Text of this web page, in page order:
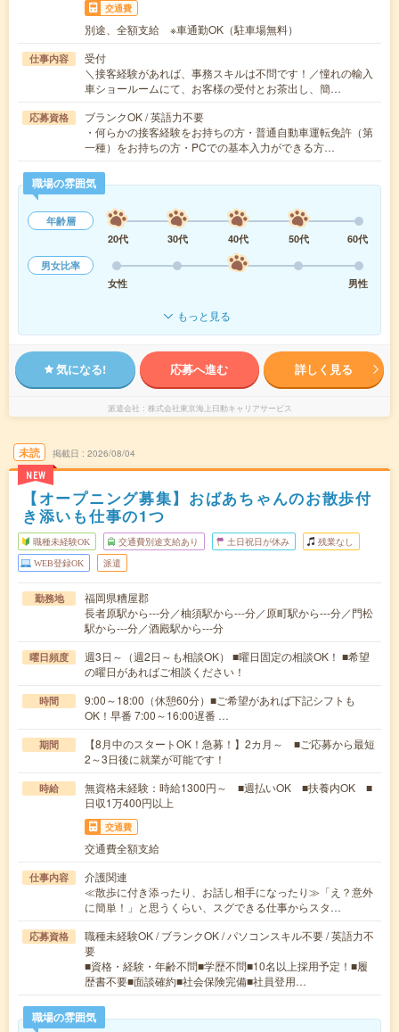
交通費
別途、全額支給 ※車通勤OK（駐車場無料）
仕事内容
受付
＼接客経験があれば、事務スキルは不問です！／憧れの輸入
車ショールームにて、お客様の受付とお茶出し、簡…
応募資格
ブランクOK / 英語力不要
・何らかの接客経験をお持ちの方・普通自動車運転免許（第
一種）をお持ちの方・PCでの基本入力ができる方…
職場の雰囲気
年齢層
20代
30代 40代 50代
60代
男女比率
女性
男性
もっと見る
気になる! 応募へ進む 詳しく見る
派遣会社 株式会社東京海上日動キャリアサービス
未読
NEW
掲載日 2026/08/04
【オープニング募集】おばあちゃんのお散歩付
き添いも仕事の1つ
職種未経験OK 交通費別途支給あり 土日祝日が休み 残業なし
WEB登録OK 派遣
勤務地
福岡県糟屋郡
長者原駅から---分／柚須駅から---分／原町駅から---分／門松
駅から---分／酒殿駅から---分
曜日頻度
週3日～（週2日～も相談OK） ■曜日固定の相談OK！ ■希望
の曜日があればご相談ください！
時間
9:00～18:00（休憩60分）■ご希望があれば下記シフトも
OK！早番 7:00～16:00遅番 …
期間
【8月中のスタートOK！急募！】2カ月～ ■ご応募から最短
2～3日後に就業が可能です！
時給
無資格未経験：時給1300円～ ■週払いOK ■扶養内OK ■
日収1万400円以上
交通費
交通費全額支給
仕事内容
介護関連
≪散歩に付き添ったり、お話し相手になったり≫「え？意外
に簡単！」と思うくらい、スグできる仕事からスタ…
応募資格
職種未経験OK / ブランクOK / パソコンスキル不要 / 英語力不
要
■資格・経験・年齢不問■学歴不問■10名以上採用予定！■履
歴書不要■面談確約■社会保険完備■社員登用…
職場の雰囲気